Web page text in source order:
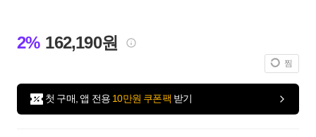
2% 162,190원
찜
첫 구매, 앱 전용 10만원 쿠폰팩 받기